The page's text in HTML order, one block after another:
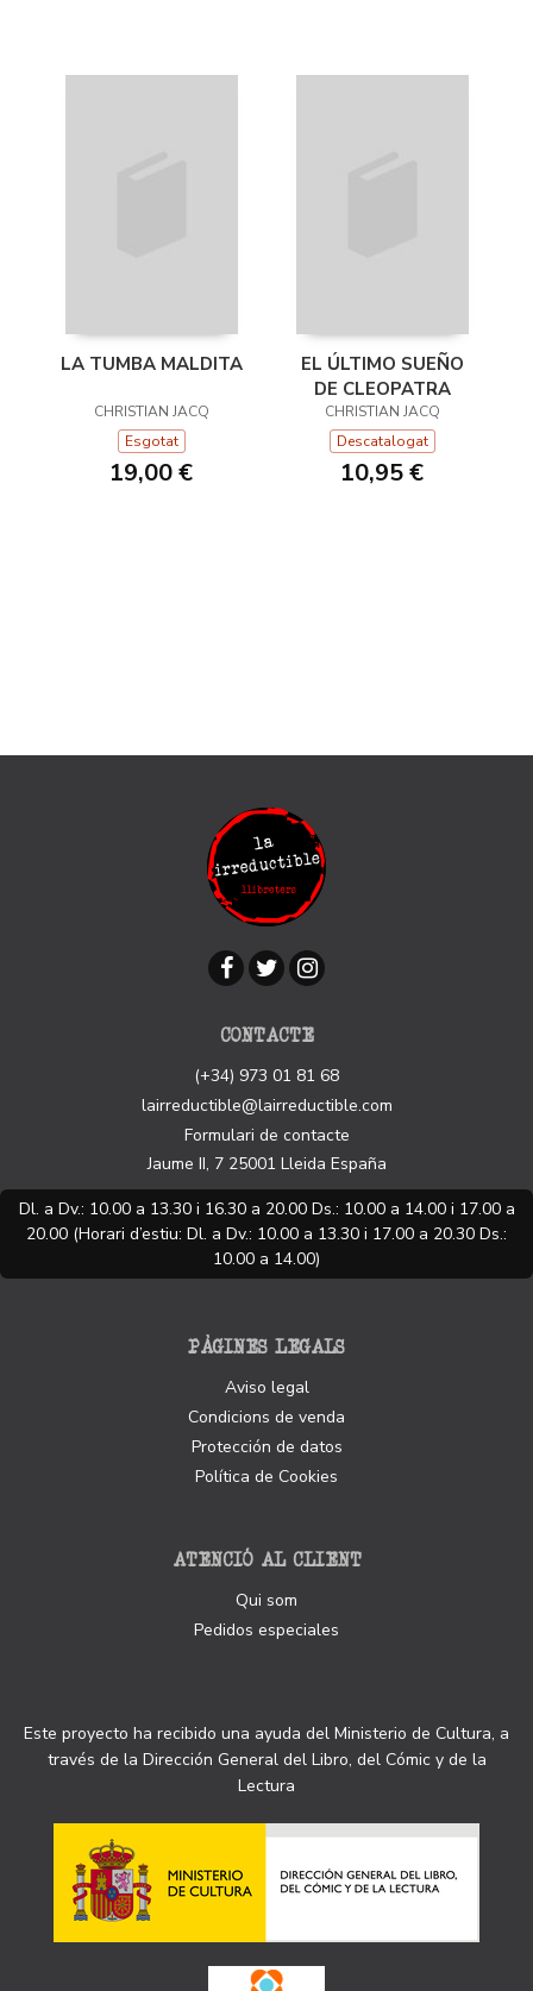
LA TUMBA MALDITA
CHRISTIAN JACQ
Esgotat
19,00 €
EL ÚLTIMO SUEÑO
DE CLEOPATRA
CHRISTIAN JACQ
Descatalogat
10,95 €
CONTACTE
(+34) 973 01 81 68
lairreductible@lairreductible.com
Formulari de contacte
Jaume II, 7 25001 Lleida España
Dl. a Dv.: 10.00 a 13.30 i 16.30 a 20.00 Ds.: 10.00 a 14.00 i 17.00 a
20.00 (Horari d’estiu: Dl. a Dv.: 10.00 a 13.30 i 17.00 a 20.30 Ds.:
10.00 a 14.00)
PÀGINES LEGALS
Aviso legal
Condicions de venda
Protección de datos
Política de Cookies
ATENCIÓ AL CLIENT
Qui som
Pedidos especiales
Este proyecto ha recibido una ayuda del Ministerio de Cultura, a
través de la Dirección General del Libro, del Cómic y de la
Lectura